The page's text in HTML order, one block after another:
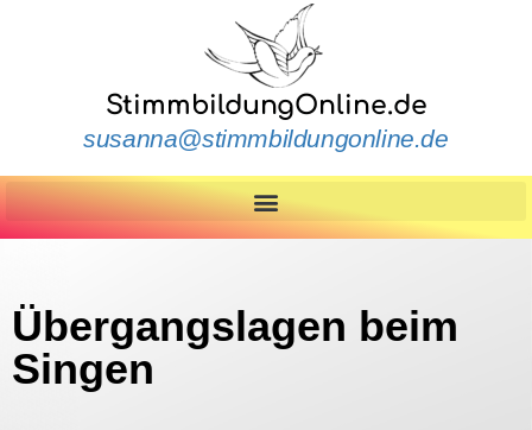
StimmbildungOnline.de
susanna@stimmbildungonline.de
Übergangslagen beim
Singen